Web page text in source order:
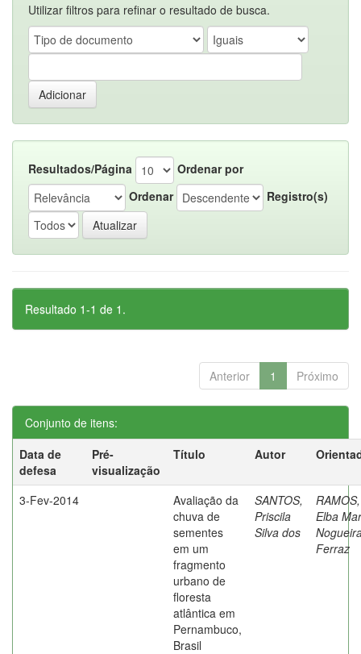
Utilizar filtros para refinar o resultado de busca.
Resultados/Página
Ordenar por
Ordenar
Registro(s)
Resultado 1-1 de 1.
Anterior 1 Próximo
Conjunto de itens:
Data de
defesa
Pré-
visualização
Título Autor
3-Fev-2014
Avaliação da
chuva de
sementes
em um
fragmento
urbano de
floresta
atlântica em
Pernambuco,
Brasil
SANTOS,
Priscila
Silva dos
RAMOS,
Elba
Ferraz